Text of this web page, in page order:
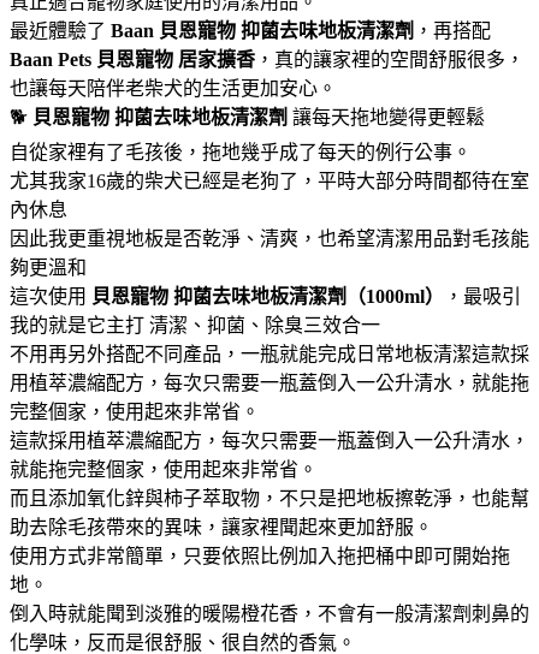
最近體驗了 Baan 貝恩寵物 抑菌去味地板清潔劑 ，再搭配
Baan Pets 貝恩寵物 居家擴香 ，真的讓家裡的空間舒服很多，
也讓每天陪伴老柴犬的生活更加安心。
🐕 貝恩寵物 抑菌去味地板清潔劑 讓每天拖地變得更輕鬆
自從家裡有了毛孩後，拖地幾乎成了每天的例行公事。
尤其我家16歲的柴犬已經是老狗了，平時大部分時間都待在室
內休息
因此我更重視地板是否乾淨、清爽，也希望清潔用品對毛孩能
夠更溫和
這次使用 貝恩寵物 抑菌去味地板清潔劑（1000ml）
，最吸引
我的就是它主打 清潔、抑菌、除臭三效合一
不用再另外搭配不同產品，一瓶就能完成日常地板清潔這款採
用植萃濃縮配方，每次只需要一瓶蓋倒入一公升清水，就能拖
完整個家，使用起來非常省。
這款採用植萃濃縮配方，每次只需要一瓶蓋倒入一公升清水，
就能拖完整個家，使用起來非常省。
而且添加氧化鋅與柿子萃取物，不只是把地板擦乾淨，也能幫
助去除毛孩帶來的異味，讓家裡聞起來更加舒服。
使用方式非常簡單，只要依照比例加入拖把桶中即可開始拖
地。
倒入時就能聞到淡雅的暖陽橙花香，不會有一般清潔劑刺鼻的
化學味，反而是很舒服、很自然的香氣。